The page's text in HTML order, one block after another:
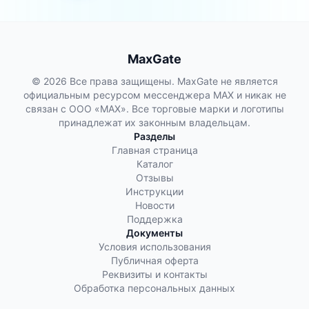
MaxGate
© 2026 Все права защищены. MaxGate не является
официальным ресурсом мессенджера MAX и никак не
связан с ООО «МАХ». Все торговые марки и логотипы
принадлежат их законным владельцам.
Разделы
Главная страница
Каталог
Отзывы
Инструкции
Новости
Поддержка
Документы
Условия использования
Публичная оферта
Реквизиты и контакты
Обработка персональных данных